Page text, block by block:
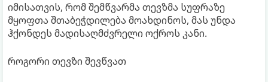
იმისათვის, რომ შემწვარმა თევზმა სუფრაზე
მყოფთა შთაბეჭდილება მოახდინოს, მას უნდა
ჰქონდეს მადისაღმძვრელი ოქროს კანი.
როგორი თევზი შევწვათ